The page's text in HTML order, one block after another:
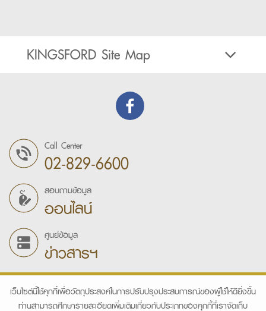
KINGSFORD Site Map
Call Center
02-829-6600
สอบถามข้อมูล
ออนไลน์
ศูนย์ข้อมูล
ข่าวสารฯ
เว็บไซต์นี้ใช้คุกกี้เพื่อวัตถุประสงค์ในการปรับปรุงประสบการณ์ของผู้ใช้ให้ดียิ่งขึ้น
ท่านสามารถศึกษารายละเอียดเพิ่มเติมเกี่ยวกับประเภทของคุกกี้ที่เราจัดเก็บ